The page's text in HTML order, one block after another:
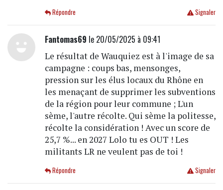
Signaler
Répondre
Fantomas69 le 20/05/2025 à 09:41
Le résultat de Wauquiez est à l'image de sa
campagne : coups bas, mensonges,
pression sur les élus locaux du Rhône en
les menaçant de supprimer les subventions
de la région pour leur commune ; L'un
sème, l'autre récolte. Qui sème la politesse,
récolte la considération ! Avec un score de
25,7 %... en 2027 Lolo tu es OUT ! Les
militants LR ne veulent pas de toi !
Signaler
Répondre